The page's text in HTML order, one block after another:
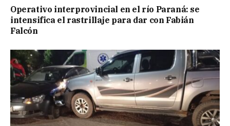
Operativo interprovincial en el río Paraná: se
intensifica el rastrillaje para dar con Fabián
Falcón